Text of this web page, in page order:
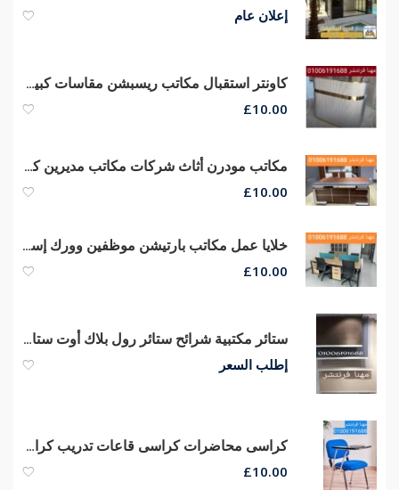
إعلان عام
كاونتر استقبال مكاتب ريسبشن مقاسات كبيره وصغيره الحجم من مهنا فرنتشر
£10.00
مكاتب مودرن أثاث شركات مكاتب مديرين كراسى مكتب
£10.00
خلايا عمل مكاتب بارتيشن موظفين وورك إستيشن من مصانع مهنا
£10.00
ستائر مكتبية شرائح ستائر رول بلاك أوت ستائر صن سكرين الوان وخامات ممتازة
إطلب السعر
كراسى محاضرات كراسى قاعات تدريب كراسى سنتر تعليمى أرخص أسعار من مصانع مهنا
£10.00